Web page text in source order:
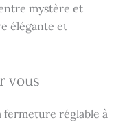
mystère et
élégante et
vous
fermeture réglable à